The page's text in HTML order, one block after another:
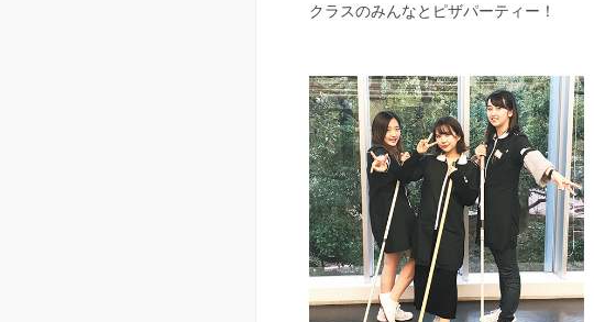
クラスのみんなとピザパーティー！